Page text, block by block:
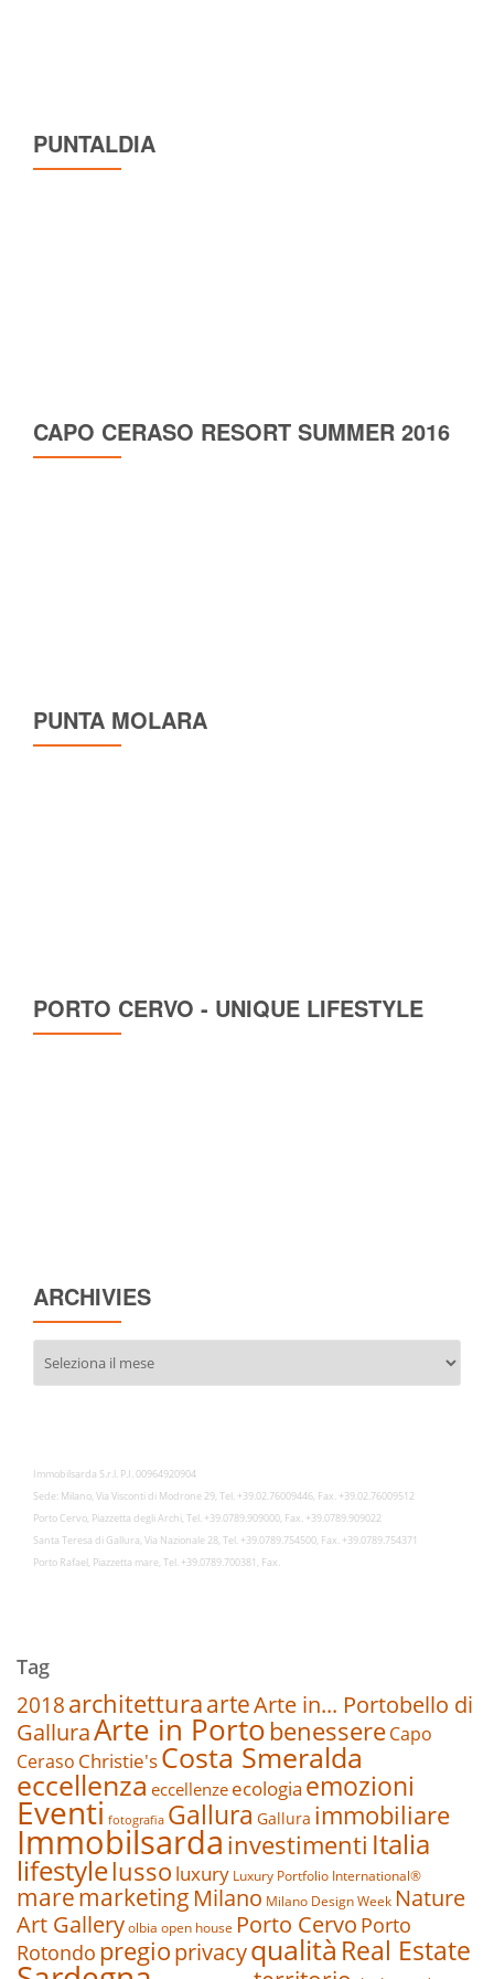
PUNTALDIA
CAPO CERASO RESORT SUMMER 2016
PUNTA MOLARA
PORTO CERVO - UNIQUE LIFESTYLE
ARCHIVIES
Immobilsarda S.r.l. P.I. 00964920904
Sede: Milano, Via Visconti di Modrone 29, Tel. +39.02.76009446, Fax. +39.02.76009512
Porto Cervo, Piazzetta degli Archi, Tel. +39.0789.909000, Fax. +39.0789.909022
Santa Teresa di Gallura, Via Nazionale 28, Tel. +39.0789.754500, Fax. +39.0789.754371
Porto Rafael, Piazzetta mare, Tel. +39.0789.700381, Fax.
Tag
2018architetturaarteArte in... Portobello di
GalluraArte in PortobenessereCapo
Ceraso Christie'sCosta Smeralda
eccellenza eccellenze ecologia emozioni
Eventi fotografia Gallura Gallura immobiliare
Immobilsarda investimenti Italia
lifestylelusso luxury Luxury Portfolio International®
maremarketing Milano Milano Design Week Nature
Art Galleryolbia open house Porto Cervo Porto
Rotondo pregioprivacyqualità Real Estate